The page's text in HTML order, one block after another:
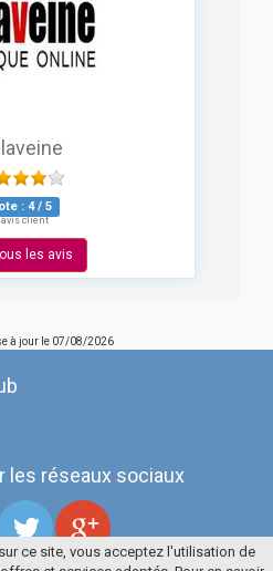
: 4/ 5
avis client
les avis
à jour le 07/08/2026
les réseaux sociaux
ce site, vous acceptez l'utilisation de